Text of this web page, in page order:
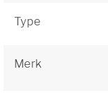
Type
Merk